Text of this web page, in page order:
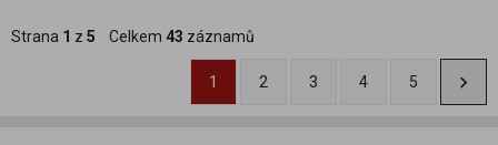
Strana 1 z 5 Celkem 43 záznamů
1 2 3 4 5